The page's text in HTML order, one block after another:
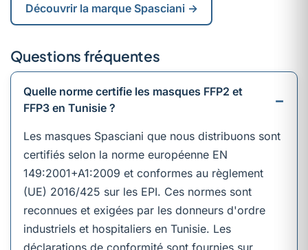
Découvrir la marque Spasciani →
Questions fréquentes
Quelle norme certifie les masques FFP2 et
FFP3 en Tunisie ?
Les masques Spasciani que nous distribuons sont
certifiés selon la norme européenne EN
149:2001+A1:2009 et conformes au règlement
(UE) 2016/425 sur les EPI. Ces normes sont
reconnues et exigées par les donneurs d'ordre
industriels et hospitaliers en Tunisie. Les
déclarations de conformité sont fournies sur